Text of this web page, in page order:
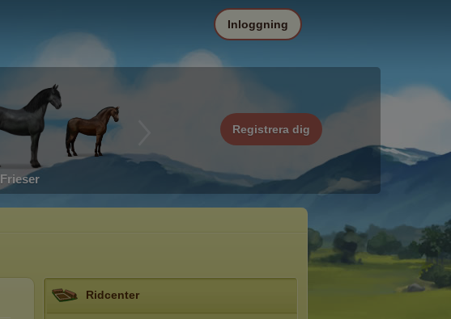
Frieser
Registrera dig
Inloggning
Ridcenter